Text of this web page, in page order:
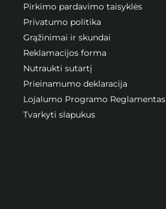
Pirkimo pardavimo taisyklės
Privatumo politika
Grąžinimai ir skundai
Reklamacijos forma
Nutraukti sutartį
Prieinamumo deklaracija
Lojalumo Programo Reglamentas
Tvarkyti slapukus